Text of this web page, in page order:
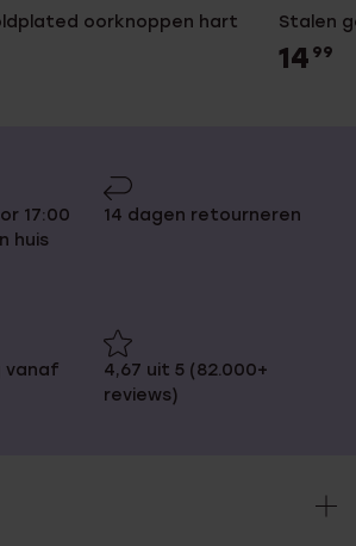
oorknoppen hart
Stalen
14 99
17:00
huis
14 dagen retourneren
vanaf
4,67 uit 5 (82.000+
reviews)